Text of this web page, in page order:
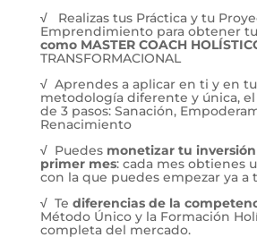
√
Realizas tus Práctica y tu
Emprendimiento para obtener tu
como MASTER COACH
TRANSFORMACIONAL
√ Aprendes a aplicar en ti y en
metodología diferente y única, el
de 3 pasos: Sanación,
Renacimiento
√ Puedes monetizar tu
primer mes: cada mes obtienes
con la que puedes empezar ya a
√ Te diferencias de la
Método Único y la Formación
completa del mercado.